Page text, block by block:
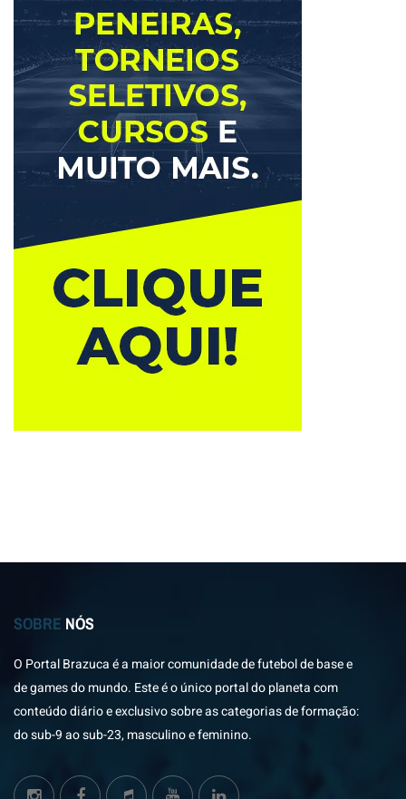
SOBRE NÓS
O Portal Brazuca é a maior comunidade de futebol de base e
de games do mundo. Este é o único portal do planeta com
conteúdo diário e exclusivo sobre as categorias de formação:
do sub-9 ao sub-23, masculino e feminino.